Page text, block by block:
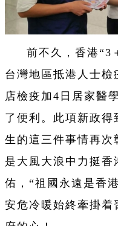
前不久，香港“3
台灣地區抵港人士檢
店檢疫加4日居家醫
了便利。此項新政得
生的這三件事情再次
是大風大浪中力挺香
佑，“祖國永遠是香
安危冷暖始終牽掛着